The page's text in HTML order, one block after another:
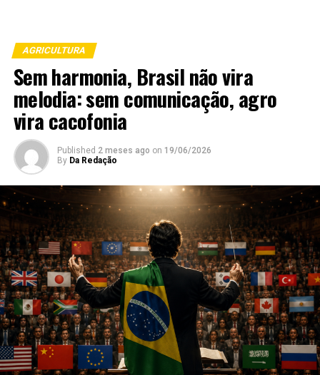
AGRICULTURA
Sem harmonia, Brasil não vira
melodia: sem comunicação, agro
vira cacofonia
Published 2 meses ago on 19/06/2026
By Da Redação